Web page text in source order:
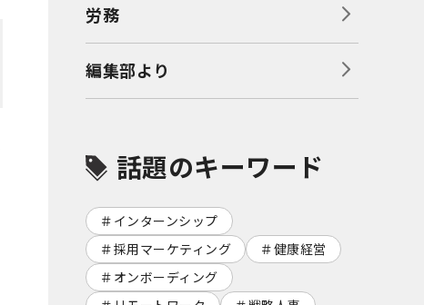
労務
編集部より
話題のキーワード
インターンシップ
採用マーケティング
健康経営
オンボーディング